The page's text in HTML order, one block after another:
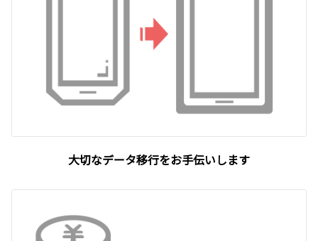
大切なデータ移行をお手伝いします